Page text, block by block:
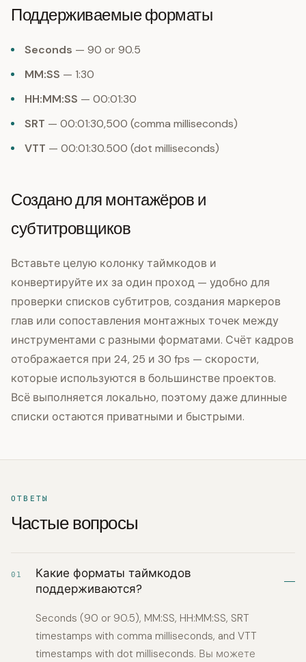
Поддерживаемые форматы
Seconds — 90 or 90.5
MM:SS — 1:30
HH:MM:SS — 00:01:30
SRT — 00:01:30,500 (comma milliseconds)
VTT — 00:01:30.500 (dot milliseconds)
Создано для монтажёров и
субтитровщиков
Вставьте целую колонку таймкодов и
конвертируйте их за один проход — удобно для
проверки списков субтитров, создания маркеров
глав или сопоставления монтажных точек между
инструментами с разными форматами. Счёт кадров
отображается при 24, 25 и 30 fps — скорости,
которые используются в большинстве проектов.
Всё выполняется локально, поэтому даже длинные
списки остаются приватными и быстрыми.
ОТВЕТЫ
Частые вопросы
01
Какие форматы таймкодов
поддерживаются?
Seconds (90 or 90.5), MM:SS, HH:MM:SS, SRT
timestamps with comma milliseconds, and VTT
timestamps with dot milliseconds. Вы можете